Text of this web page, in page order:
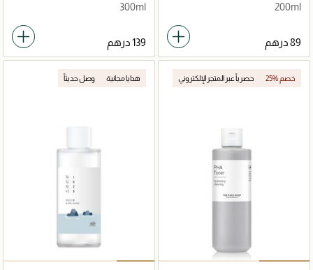
200ml
300ml
25% خصم حصرياً عبر المتجر الإلكتروني هدايا مجانية وصل حديثاً